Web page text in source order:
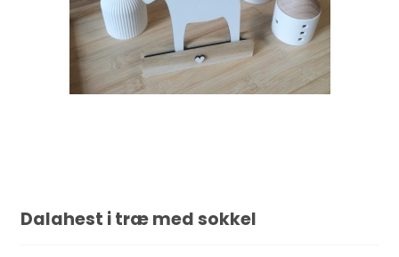
Dalahest i træ med sokkel